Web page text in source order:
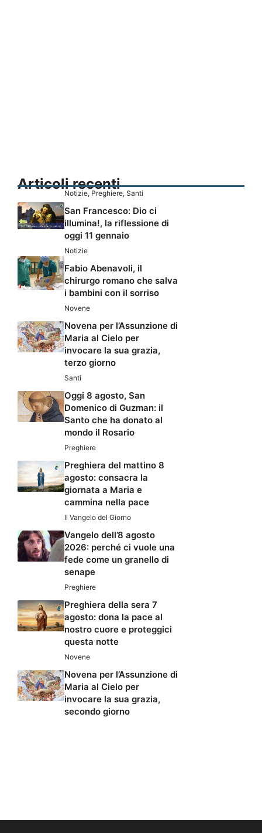
Articoli recenti
Notizie, Preghiere, Santi
San Francesco: Dio ci
illumina!, la riflessione di
oggi 11 gennaio
Notizie
Fabio Abenavoli, il
chirurgo romano che salva
i bambini con il sorriso
Novene
Novena per l’Assunzione di
Maria al Cielo per
invocare la sua grazia,
terzo giorno
Santi
Oggi 8 agosto, San
Domenico di Guzman: il
Santo che ha donato al
mondo il Rosario
Preghiere
Preghiera del mattino 8
agosto: consacra la
giornata a Maria e
cammina nella pace
Il Vangelo del Giorno
Vangelo dell’8 agosto
2026: perché ci vuole una
fede come un granello di
senape
Preghiere
Preghiera della sera 7
agosto: dona la pace al
nostro cuore e proteggici
questa notte
Novene
Novena per l’Assunzione di
Maria al Cielo per
invocare la sua grazia,
secondo giorno